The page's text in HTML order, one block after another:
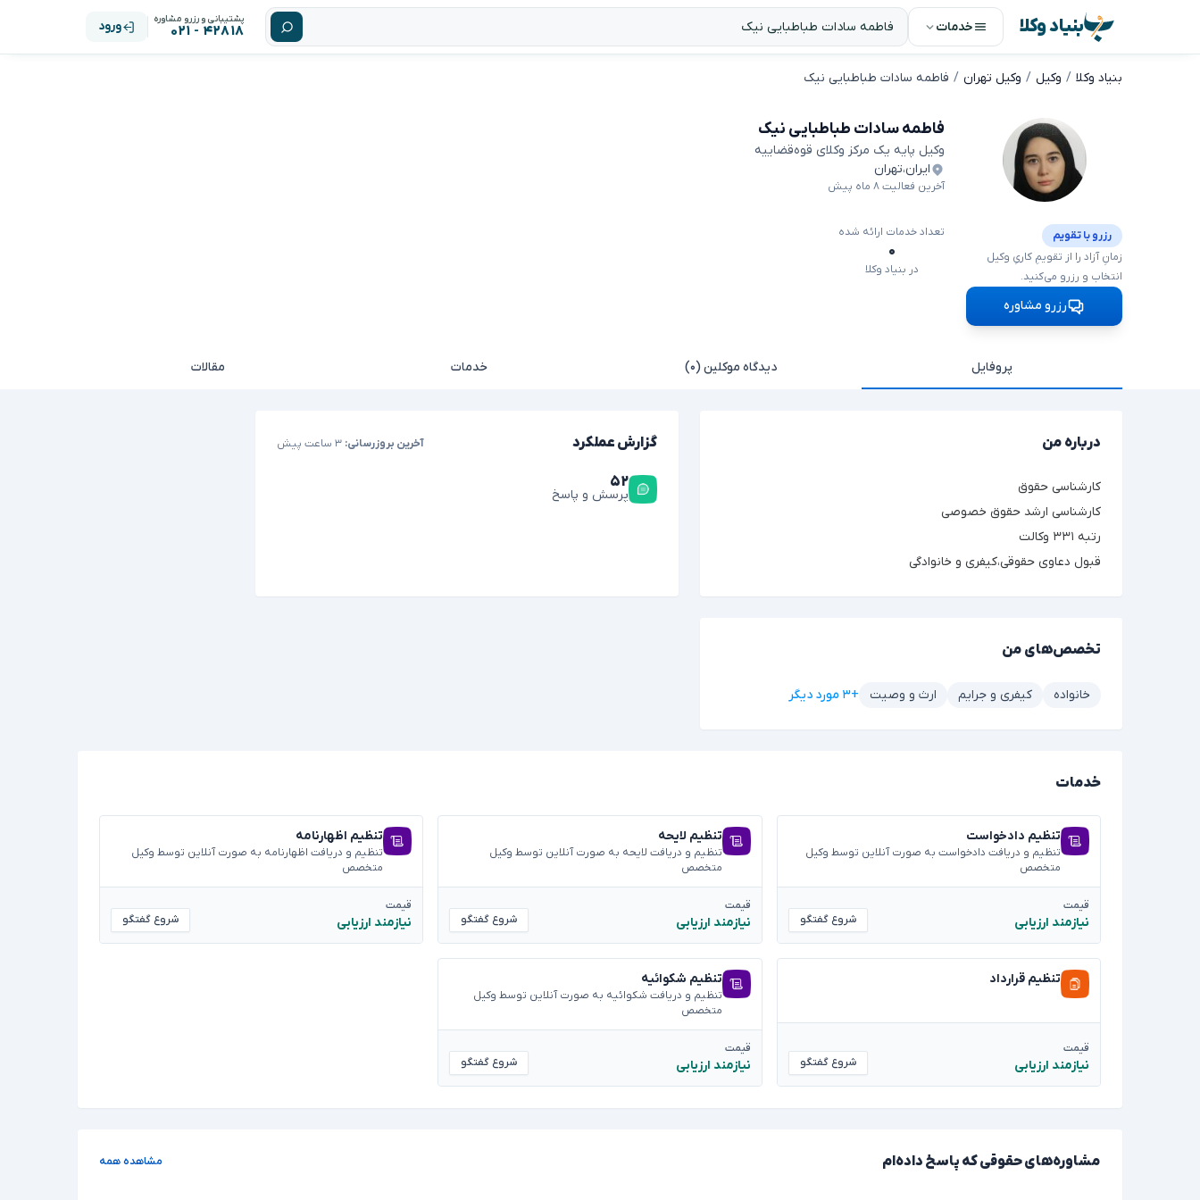
بنیاد وکلا خدمات پشتیبانی و رزرو مشاوره
۴۲۸۱۸ - ۰۲۱ ورود
بنیاد وکلا وکیل وکیل تهران فاطمه سادات طباطبایی نیک
فاطمه سادات طباطبایی نیک
وکیل پایه یک مرکز وکلای قوه‌قضاییه
ایران،تهران
آخرین فعالیت ۸ ماه پیش
تعداد خدمات ارائه شده
۰
در بنیاد وکلا
رزرو با تقویم
زمانِ آزاد را از تقویمِ کاریِ وکیل
انتخاب و رزرو می‌کنید.
رزرو مشاوره
پروفایل دیدگاه موکلین (۰) خدمات مقالات
درباره من
کارشناسی حقوق
کارشناسی ارشد حقوق خصوصی
رتبه ۳۳۱ وکالت
قبول دعاوی حقوقی،کیفری و خانوادگی
گزارش عملکرد آخرین بروزرسانی:
۵۲
پرسش و پاسخ
تخصص‌های من
خانواده کیفری و جرایم ارث و وصیت +۳ مورد دیگر
خدمات
تنظیم دادخواست
تنظیم و دریافت دادخواست به صورت آنلاین توسط وکیل
متخصص
قیمت
نیازمند ارزیابی شروع گفتگو
تنظیم لایحه
تنظیم و دریافت لایحه به صورت آنلاین توسط وکیل
متخصص
قیمت
نیازمند ارزیابی شروع گفتگو
تنظیم اظهارنامه
تنظیم و دریافت اظهارنامه به صورت آنلاین توسط وکیل
متخصص
قیمت
نیازمند ارزیابی شروع گفتگو
تنظیم قرارداد
قیمت
نیازمند ارزیابی شروع گفتگو
تنظیم شکوائیه
تنظیم و دریافت شکوائیه به صورت آنلاین توسط وکیل
متخصص
قیمت
نیازمند ارزیابی شروع گفتگو
مشاوره‌های حقوقی که پاسخ داده‌ام مشاهده همه